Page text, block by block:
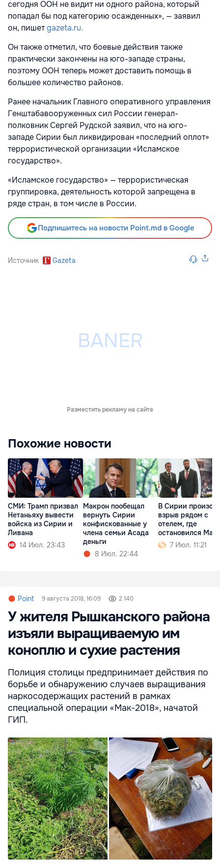
сегодня ООН не видит ни одного района, который
попадал бы под категорию осажденных», — заявил
он, пишетgazeta.ru.
Он также отметил, что боевые действия также
практически закончены на юго-западе страны,
поэтому ООН теперь может доставить помощь в
большее количество районов.
Ранее начальник Главного оперативного управления
Генштабавооруженных сил России генерал-
полковник Сергей Рудской заявил, что на юго-
западе Сирии был ликвидирован «последний оплот»
террористической организации «Исламское
государство».
«Исламское государство» — террористическая
группировка, деятельность которой запрещена в
ряде стран, в том числе в России.
Подпишитесь на новости Point.md в Google
Источник Gazeta
Разместить рекламу на сайте
Похожие новости
СМИ: Трамп призвал
Нетаньяху вывести
войска из Сирии и
Ливана
14 Июл. 23:43
Макрон пообещал
вернуть Сирии
конфискованные у
члена семьи Асада
деньги
8 Июл. 22:44
В Сирии
взрыв рядом с
отелем, где
остановился
7 Июл. 11:21
Point 9 августа 2018, 16:09 2 140
У жителя Рышканского района
изъяли выращиваемую им
коноплю и сухие растения
Полиция столицы предпринимает действия по
борьбе и обнаружению случаев выращивания
наркосодержащих растений в рамках
специальной операции «Mак-2018», начатой
ГИП.